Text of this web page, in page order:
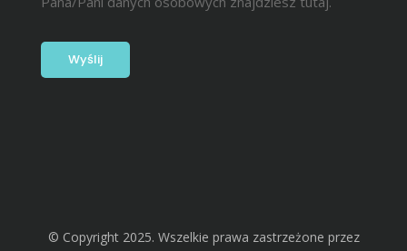
© Copyright 2025. Wszelkie prawa zastrzeżone przez